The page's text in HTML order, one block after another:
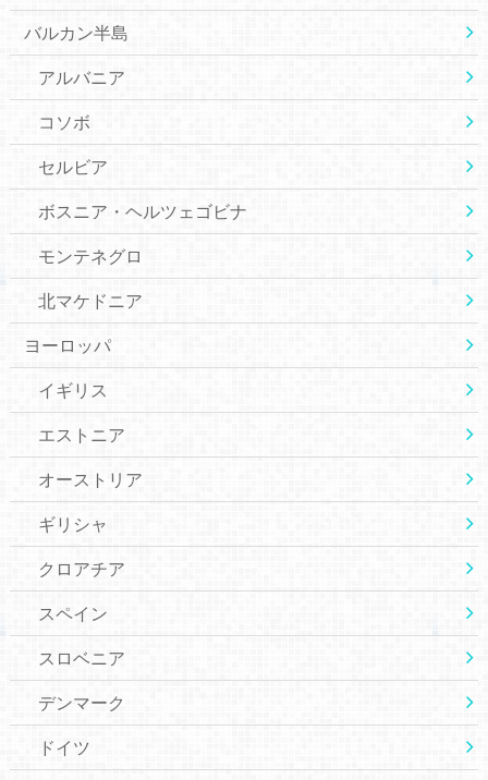
バルカン半島
アルバニア
コソボ
セルビア
ボスニア・ヘルツェゴビナ
モンテネグロ
北マケドニア
ヨーロッパ
イギリス
エストニア
オーストリア
ギリシャ
クロアチア
スペイン
スロベニア
デンマーク
ドイツ